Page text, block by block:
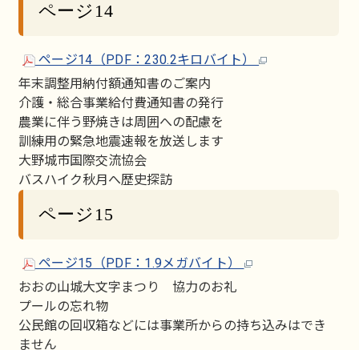
ページ14
ページ14（PDF：230.2キロバイト）
年末調整用納付額通知書のご案内
介護・総合事業給付費通知書の発行
農業に伴う野焼きは周囲への配慮を
訓練用の緊急地震速報を放送します
大野城市国際交流協会
バスハイク秋月へ歴史探訪
ページ15
ページ15（PDF：1.9メガバイト）
おおの山城大文字まつり 協力のお礼
プールの忘れ物
公民館の回収箱などには事業所からの持ち込みはでき
ません